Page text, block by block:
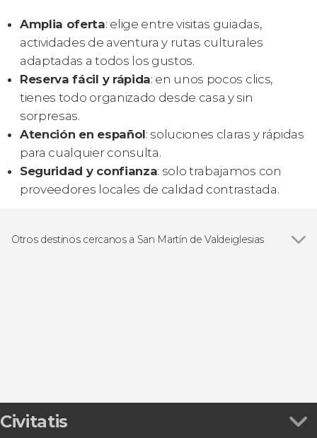
Amplia oferta: elige entre visitas guiadas,
actividades de aventura y rutas culturales
adaptadas a todos los gustos.
Reserva fácil y rápida: en unos pocos clics,
tienes todo organizado desde casa y sin
sorpresas.
Atención en español: soluciones claras y rápidas
para cualquier consulta.
Seguridad y confianza: solo trabajamos con
proveedores locales de calidad contrastada.
Otros destinos cercanos a San Martín de Valdeiglesias
Civitatis